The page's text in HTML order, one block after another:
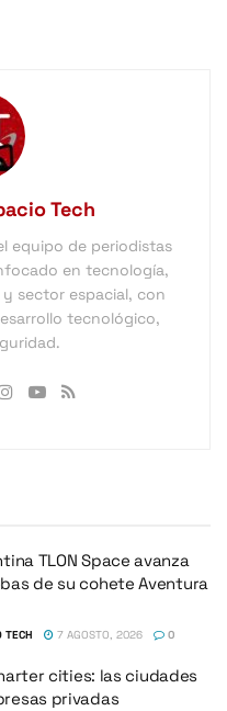
Tech
equipo de periodistas
en tecnología,
sector espacial, con
tecnológico,
TLON Space avanza
de su cohete Aventura
TECH 7 AGOSTO, 2026 0
cities: las ciudades
privadas